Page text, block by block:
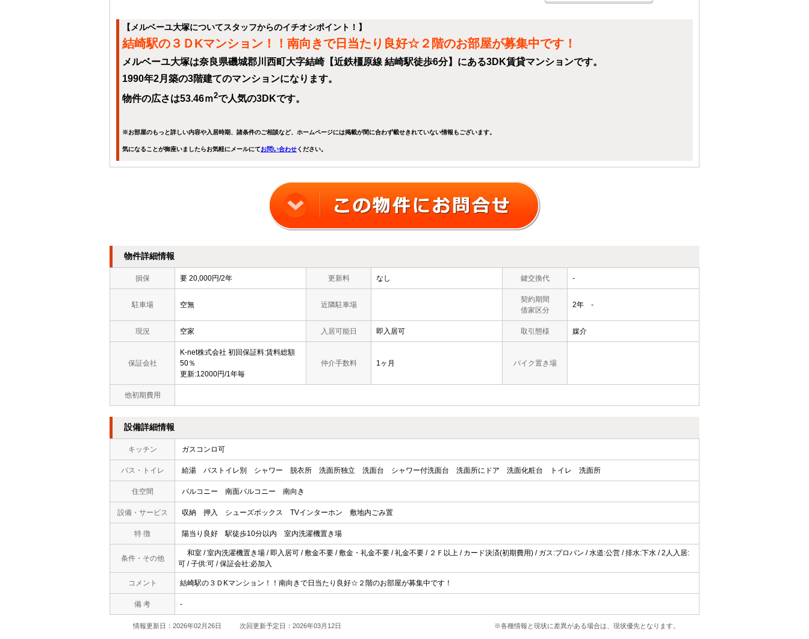
【メルベーユ大塚についてスタッフからのイチオシポイント！】
結崎駅の３ＤKマンション！！南向きで日当たり良好☆２階のお部屋が募集中です！
メルベーユ大塚は奈良県磯城郡川西町大字結崎【近鉄橿原線 結崎駅徒歩6分】にある3DK賃貸マンションです。
1990年2月築の3階建てのマンションになります。
物件の広さは53.46ｍ2で人気の3DKです。
※お部屋のもっと詳しい内容や入居時期、諸条件のご相談など、ホームページには掲載が間に合わず載せきれていない情報もございます。
気になることが御座いましたらお気軽にメールにてお問い合わせください。
物件詳細情報
損保 要 20,000円/2年 更新料 なし 鍵交換代 -
駐車場 空無 近隣駐車場
契約期間
借家区分
2年 -
現況 空家 入居可能日 即入居可 取引態様 媒介
保証会社
K-net株式会社 初回保証料:賃料総額
50％
更新:12000円/1年毎
仲介手数料 1ヶ月 バイク置き場
他初期費用
設備詳細情報
キッチン ガスコンロ可
バス・トイレ 給湯 バストイレ別 シャワー 脱衣所 洗面所独立 洗面台 シャワー付洗面台 洗面所にドア 洗面化粧台 トイレ 洗面所
住空間 バルコニー 南面バルコニー 南向き
設備・サービス 収納 押入 シューズボックス TVインターホン 敷地内ごみ置
特 徴 陽当り良好 駅徒歩10分以内 室内洗濯機置き場
条件・その他
和室 / 室内洗濯機置き場 / 即入居可 / 敷金不要 / 敷金・礼金不要 / 礼金不要 / ２Ｆ以上 / カード決済(初期費用) / ガス:プロパン / 水道:公営 / 排水:下水 / 2人入居:
可 / 子供:可 / 保証会社:必加入
コメント 結崎駅の３ＤKマンション！！南向きで日当たり良好☆２階のお部屋が募集中です！
備 考 -
情報更新日：2026年02月26日 次回更新予定日：2026年03月12日 ※各種情報と現状に差異がある場合は、現状優先となります。